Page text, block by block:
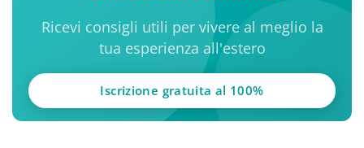
Ricevi consigli utili per vivere al meglio la
tua esperienza all'estero
Iscrizione gratuita al 100%